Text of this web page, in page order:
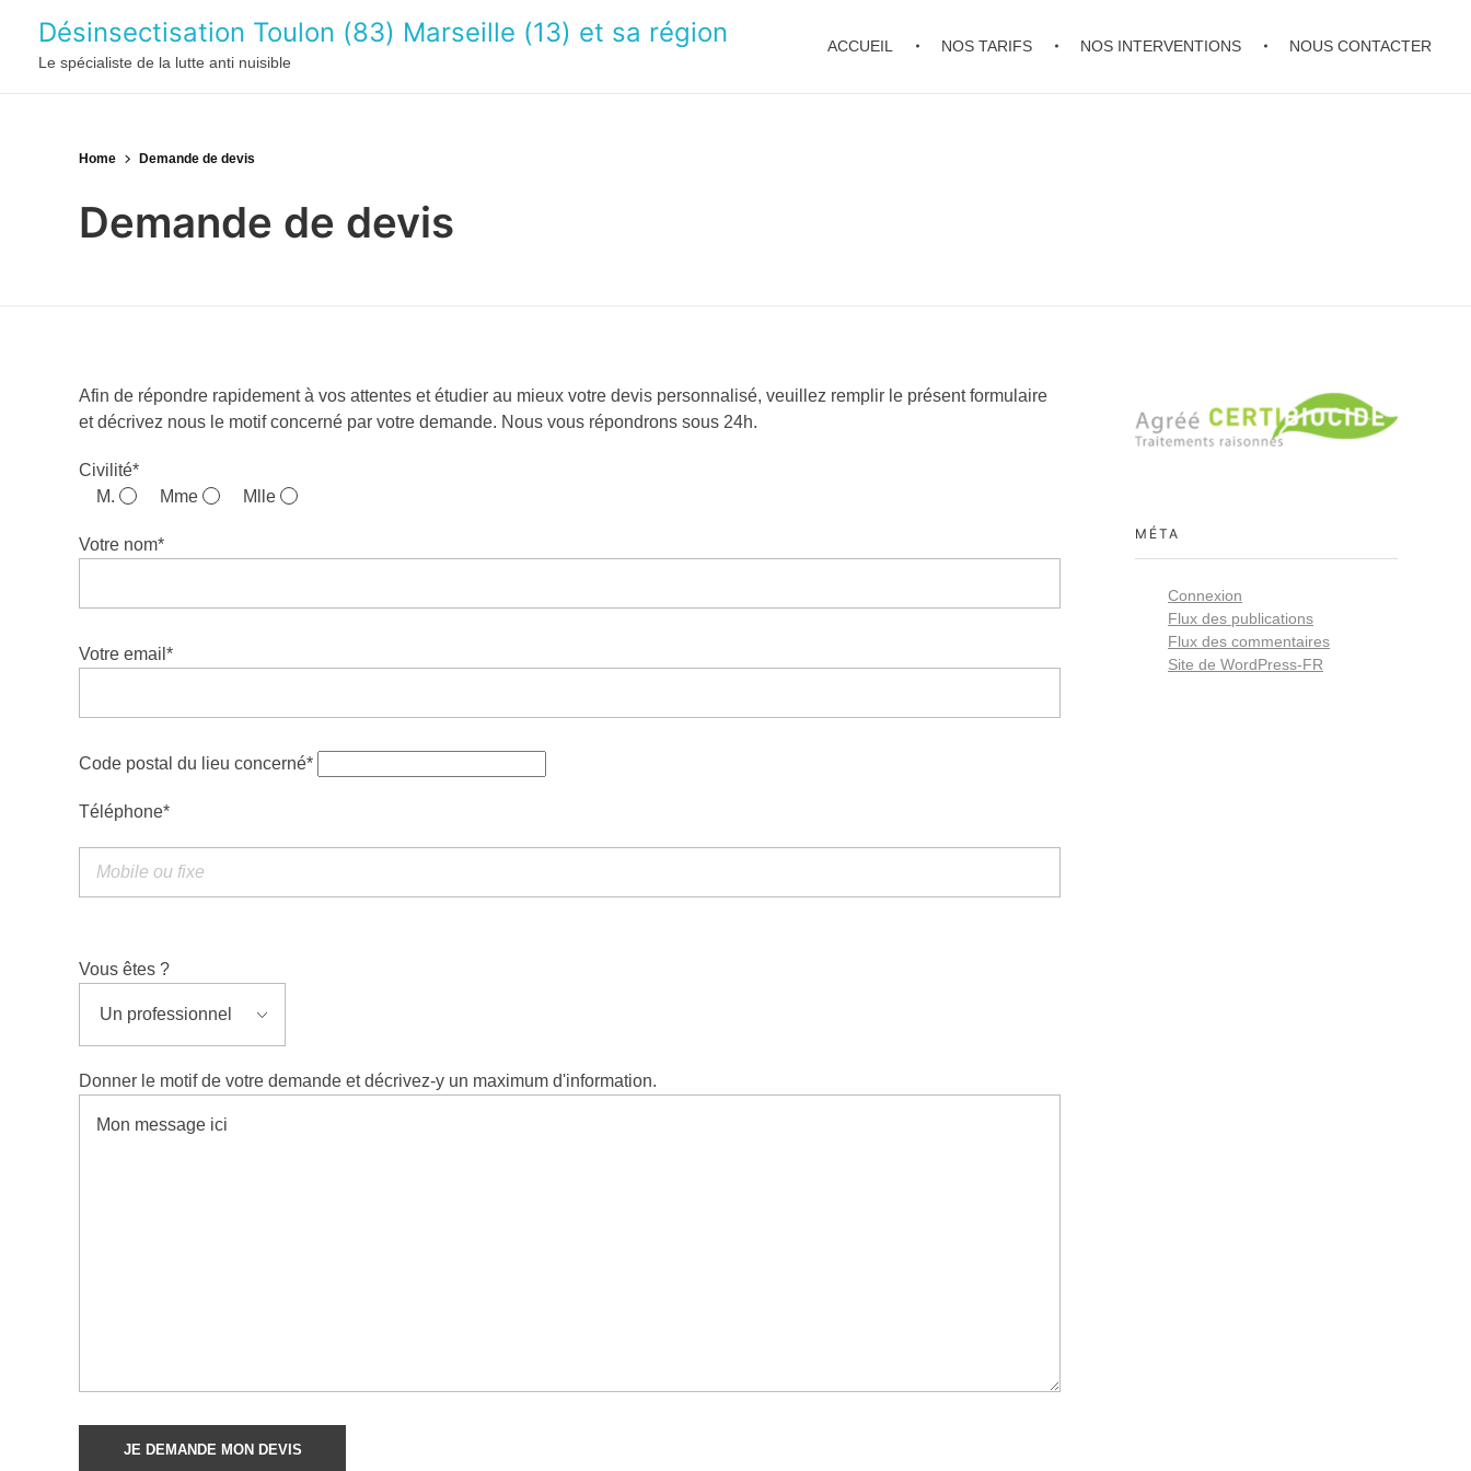
Désinsectisation Toulon (83) Marseille (13) et sa région
Le spécialiste de la lutte anti nuisible
ACCUEIL NOS TARIFS NOS INTERVENTIONS NOUS CONTACTER
Home Demande de devis
Demande de devis
Afin de répondre rapidement à vos attentes et étudier au mieux votre devis personnalisé, veuillez remplir le présent formulaire
et décrivez nous le motif concerné par votre demande. Nous vous répondrons sous 24h.
Civilité*
M.
Mme Mlle
Votre nom*
Votre email*
Code postal du lieu concerné*
Téléphone*
Vous êtes ?
Donner le motif de votre demande et décrivez-y un maximum d'information.
MÉTA
Connexion
Flux des publications
Flux des commentaires
Site de WordPress-FR